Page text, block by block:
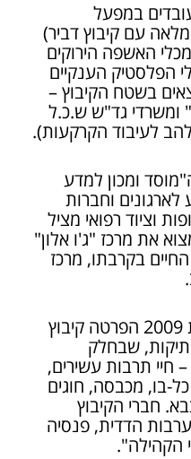
במפעל
עם קיבוץ דביר)
האשפה הירוקים
הפלסטיק הענקיים
בשטח הקיבוץ –
גד"ש ש.כ.ל
לעיבוד הקרקעות).
ה"מוסד ומכון למדע
וחברות
וציוד רפואי מציל
את מרכז "ג'ו אלון"
בקרבתו, מרכז
למרות שהקיבוץ עבר בשנת 2009 הפרטה קיבוץ
שבחלק
– חיי תרבות עשירים,
בו, מכבסה, חוגים
חברי הקיבוץ
הדדית, פנסיה
הקהילה".